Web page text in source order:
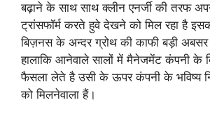
बढ़ाने के साथ साथ क्लीन एनर्जी की तरफ
ट्रांसफॉर्म करते हुवे देखने को मिल रहा है
बिज़नस के अन्दर ग्रोथ की काफी बड़ी
हालाकि आनेवाले सालों में मैनेजमेंट कंपनी
फैसला लेते है उसी के ऊपर कंपनी के भविष्य
को मिलनेवाला हैं।